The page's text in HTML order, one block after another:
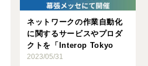
ネットワークの作業自動化
に関するサービスやプロダ
クトを「Interop Tokyo
2023」に出展･･･
2023/05/31